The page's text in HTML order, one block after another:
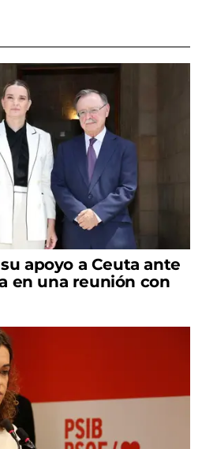
apoyo a Ceuta ante
en una reunión con